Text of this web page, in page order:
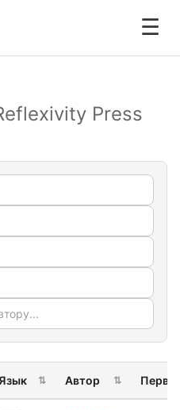
☰
Press
Язык ⇅ Автор ⇅